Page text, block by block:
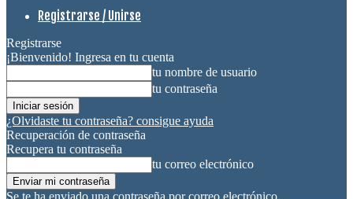
Registrarse / Unirse
Registrarse
¡Bienvenido! Ingresa en tu cuenta
tu nombre de usuario
tu contraseña
¿Olvidaste tu contraseña? consigue ayuda
Recuperación de contraseña
Recupera tu contraseña
tu correo electrónico
Se te ha enviado una contraseña por correo electrónico.